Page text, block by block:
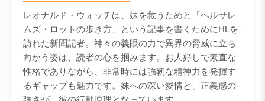
レオナルド・ウォッチは、妹を救うためと「ヘルサレ
ムズ・ロットの歩き方」という記事を書くためにHLを
訪れた新聞記者。神々の義眼の力で異界の脅威に立ち
向かう姿は、読者の心を掴みます。お人好しで素直な
性格でありながら、非常時には強靭な精神力を発揮す
るギャップも魅力です。妹への深い愛情と、正義感の